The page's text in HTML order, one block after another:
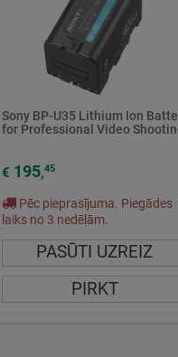
Sony BP-U35 Lithium Ion
for Professional Video
€ 195,45
Pēc pieprasījuma. Piegādes
laiks no 3 nedēļām.
PASŪTI UZREIZ
PIRKT